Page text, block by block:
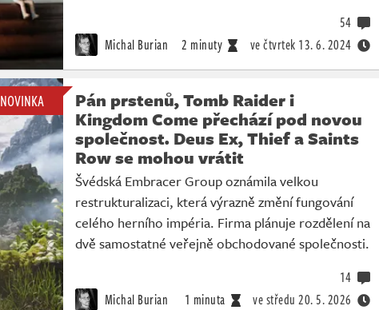
Michal Burian 2 minuty ve čtvrtek 13. 6. 2024
54
NOVINKA
Pán prstenů, Tomb Raider i
Kingdom Come přechází pod novou
společnost. Deus Ex, Thief a Saints
Row se mohou vrátit
Švédská Embracer Group oznámila velkou
restrukturalizaci, která výrazně změní fungování
celého herního impéria. Firma plánuje rozdělení na
dvě samostatné veřejně obchodované společnosti.
Michal Burian 1 minuta ve středu 20. 5. 2026
14